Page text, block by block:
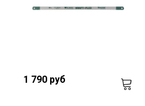
1 790 руб